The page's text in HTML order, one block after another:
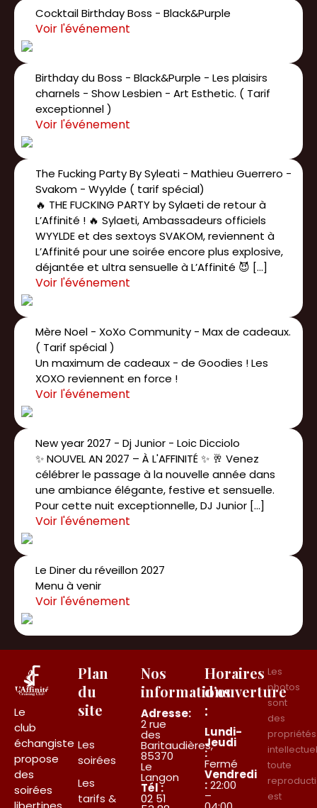
Cocktail Birthday Boss - Black&Purple
Birthday du Boss - Black&Purple - Les plaisirs
charnels - Show Lesbien - Art Esthetic. ( Tarif
exceptionnel )
The Fucking Party By Syleati - Mathieu Guerrero -
Svakom - Wyylde ( tarif spécial)
🔥 THE FUCKING PARTY by Sylaeti de retour à
L’Affinité ! 🔥 Sylaeti, Ambassadeurs officiels
WYYLDE et des sextoys SVAKOM, reviennent à
L’Affinité pour une soirée encore plus explosive,
déjantée et ultra sensuelle à L’Affinité 😈 […]
Mère Noel - XoXo Community - Max de cadeaux.
( Tarif spécial )
Un maximum de cadeaux - de Goodies ! Les
XOXO reviennent en force !
New year 2027 - Dj Junior - Loic Dicciolo
✨ NOUVEL AN 2027 – À L'AFFINITÉ ✨ 🥂 Venez
célébrer le passage à la nouvelle année dans
une ambiance élégante, festive et sensuelle.
Pour cette nuit exceptionnelle, DJ Junior […]
Le Diner du réveillon 2027
Menu à venir
Le
club
échangiste
propose
des
soirées
Plan
du
site
Les
soirées
Les
tarifs &
Nos
informations
Adresse:
2 rue
des
Baritaudières,
85370
Le
Langon
Tél :
02 51
Horaires
d’ouverture
:
Lundi-
Jeudi
:
Fermé
Vendredi
:22:00
–
Les
photos
sont
des
propriétés
toute
est